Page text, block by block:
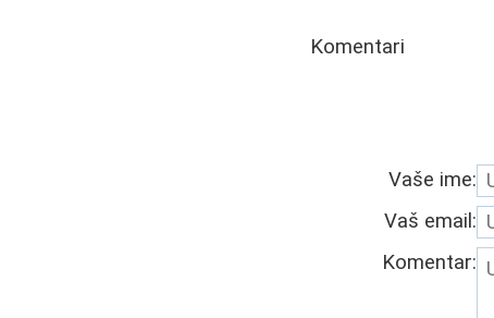
Komentari
Vaše ime:
Vaš email:
Komentar: